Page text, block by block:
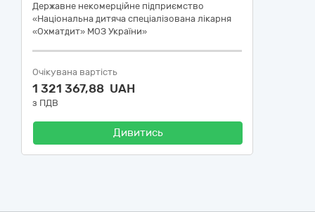
Державне некомерційне підприємство
«Національна дитяча спеціалізована лікарня
«Охматдит» МОЗ України»
Очікувана вартість
1 321 367,88 UAH
з ПДВ
Дивитись